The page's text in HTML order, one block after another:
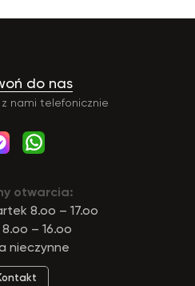
nami telefonicznie
do nas
otwarcia:
8.oo – 17.oo
– 16.oo
nieczynne